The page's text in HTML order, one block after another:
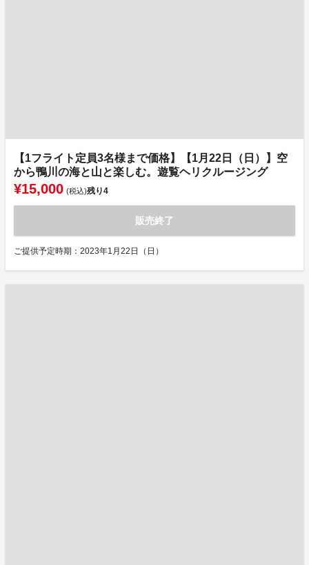
【1フライト定員3名様まで価格】【1月22日（日）】空
から鴨川の海と山と楽しむ。遊覧ヘリクルージング
¥15,000 (税込)残り4
販売終了
ご提供予定時期：2023年1月22日（日）